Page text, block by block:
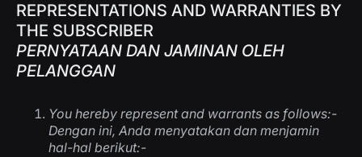
REPRESENTATIONS AND WARRANTIES BY
THE SUBSCRIBER
PERNYATAAN DAN JAMINAN OLEH
PELANGGAN
You hereby represent and warrants as follows:-
Dengan ini, Anda menyatakan dan menjamin
hal-hal berikut:-